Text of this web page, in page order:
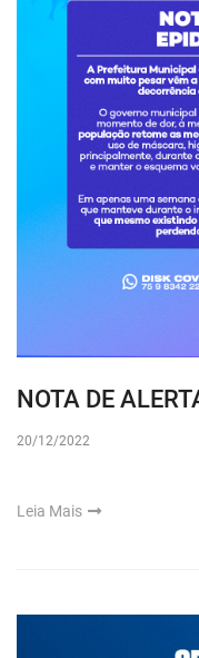
NOTA DE
20/12/2022
Leia Mais